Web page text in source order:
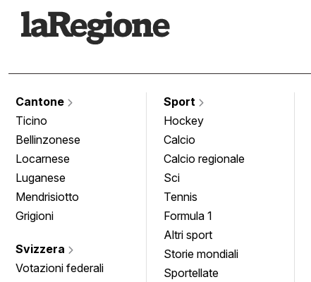
Cantone
Ticino
Bellinzonese
Locarnese
Luganese
Mendrisiotto
Grigioni
Svizzera
Votazioni federali
Sport
Hockey
Calcio
Calcio regionale
Sci
Tennis
Formula 1
Altri sport
Storie mondiali
Sportellate